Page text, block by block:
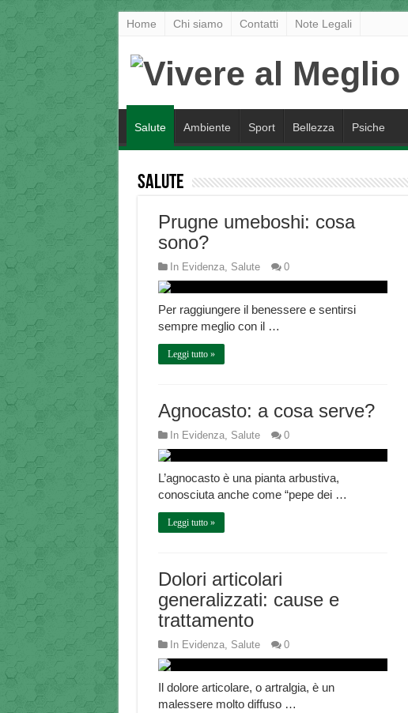
Home Chi siamo Contatti Note Legali
Salute Ambiente Sport Bellezza Psiche
Salute
Prugne umeboshi: cosa
sono?
In Evidenza, Salute 0
Per raggiungere il benessere e sentirsi
sempre meglio con il …
Leggi tutto »
Agnocasto: a cosa serve?
In Evidenza, Salute 0
L’agnocasto è una pianta arbustiva,
conosciuta anche come “pepe dei …
Leggi tutto »
Dolori articolari
generalizzati: cause e
trattamento
In Evidenza, Salute 0
Il dolore articolare, o artralgia, è un
malessere molto diffuso …